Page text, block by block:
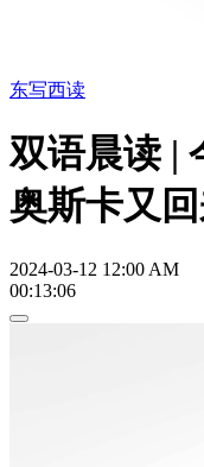
东写西读
双语晨读 |
奥斯卡又
2024-03-12 12:00 AM
00:13:06